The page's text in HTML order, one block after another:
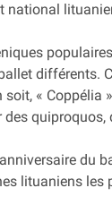
national
différents.
« Coppélia
du
lituaniens